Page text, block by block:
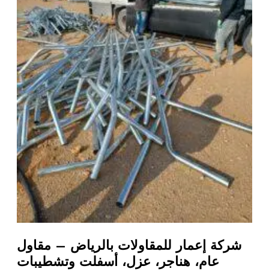
شركة إعمار للمقاولات بالرياض – مقاول
عام، هناجر، عزل، أسفلت وتشطيبات